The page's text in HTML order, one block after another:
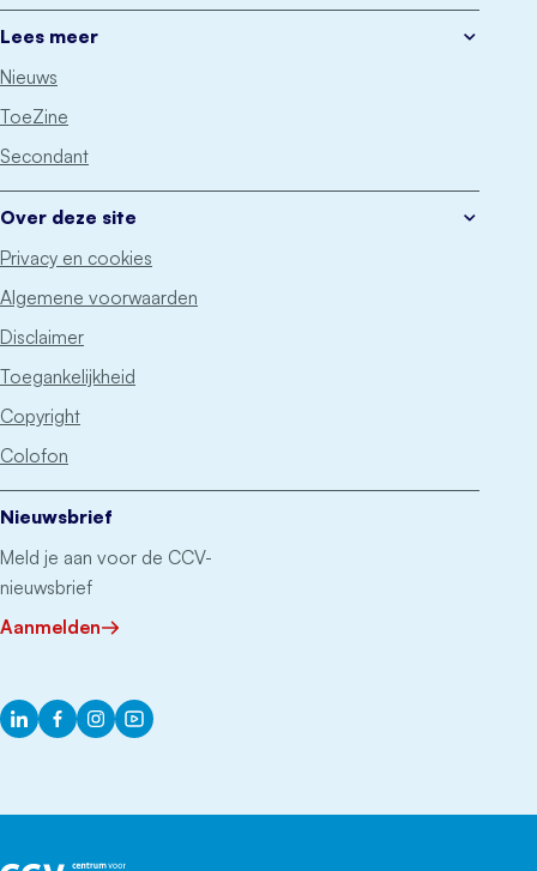
Lees meer
Nieuws
ToeZine
Secondant
Over deze site
Privacy en cookies
Algemene voorwaarden
Disclaimer
Toegankelijkheid
Copyright
Colofon
Nieuwsbrief
Meld je aan voor de CCV-
nieuwsbrief
Aanmelden
LinkedInFacebook
InstagramYouTube